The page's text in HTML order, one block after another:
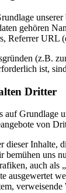
gehören
Referrer
(z.B.
ist,
Dritter
auf Grundlage
von
dieser
bemühen uns
auch
ausgewertet